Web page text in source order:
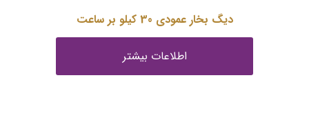
دیگ بخار عمودی 30 کیلو بر ساعت
اطلاعات بیشتر